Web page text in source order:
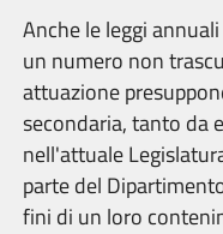
Anche le leggi
un numero non
attuazione
secondaria, tanto da
nell'attuale
parte del
fini di un loro